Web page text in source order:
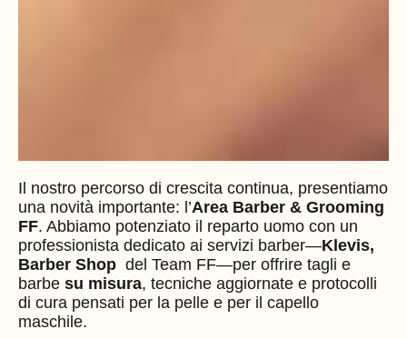
Il nostro percorso di crescita continua, presentiamo
una novità importante: l’Area Barber & Grooming
FF. Abbiamo potenziato il reparto uomo con un
professionista dedicato ai servizi barber—Klevis,
Barber Shop del Team FF—per offrire tagli e
barbe su misura, tecniche aggiornate e protocolli
di cura pensati per la pelle e per il capello
maschile.